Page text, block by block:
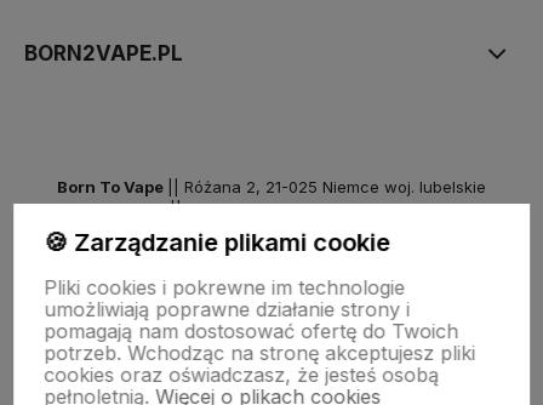
BORN2VAPE.PL
Born To Vape
|| Różana 2, 21-025 Niemce woj. lubelskie
NIP: 7141861133 || E:kontakt@born2vape.plT:665 744 477
🍪 Zarządzanie plikami cookie
Pliki cookies i pokrewne im technologie
umożliwiają poprawne działanie strony i
pomagają nam dostosować ofertę do Twoich
potrzeb. Wchodząc na stronę akceptujesz pliki
cookies oraz oświadczasz, że jesteś osobą
pełnoletnią. Więcej o plikach cookies